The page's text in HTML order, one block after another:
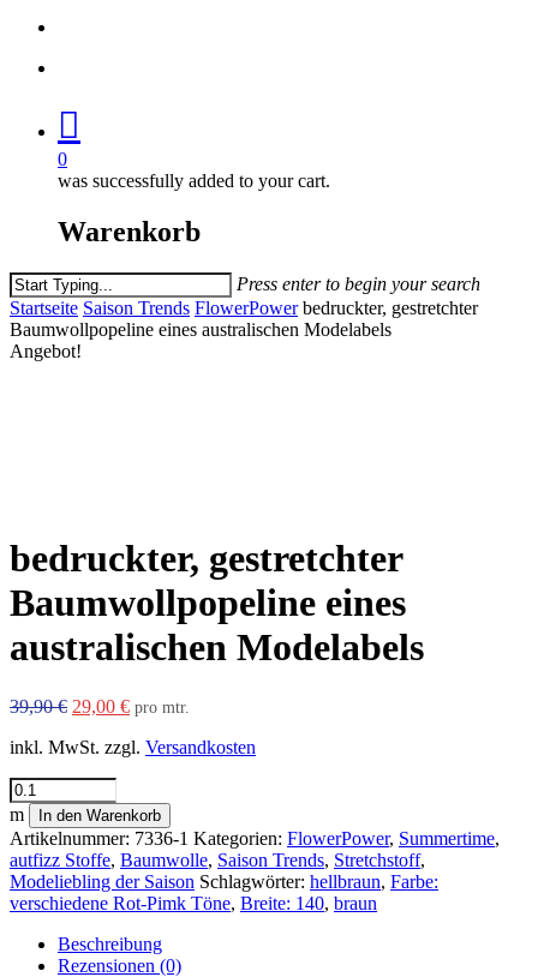
0
was successfully added to your cart.
Warenkorb
Press enter to begin your search
Close
Search
Startseite Saison Trends FlowerPower bedruckter, gestretchter
Baumwollpopeline eines australischen Modelabels
Angebot!
bedruckter, gestretchter
Baumwollpopeline eines
australischen Modelabels
39,90€ Ursprünglicher
war:
29,00 €Aktueller
ist:
pro mtr.
inkl. MwSt. zzgl. Versandkosten
bedruckter,
gestretchter
Baumwollpopeline
eines
australischen
Modelabels
Menge
m In den Warenkorb
Artikelnummer: 7336-1 Kategorien: FlowerPower, Summertime,
autfizz Stoffe, Baumwolle, Saison Trends, Stretchstoff,
Modeliebling der Saison Schlagwörter: hellbraun, Farbe:
verschiedene Rot-Pimk Töne, Breite: 140, braun
Beschreibung
Rezensionen (0)